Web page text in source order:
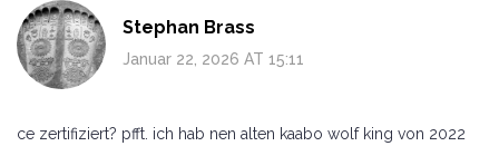
Stephan Brass
Januar 22, 2026 AT 15:11
ce zertifiziert? pfft. ich hab nen alten kaabo wolf king von 2022